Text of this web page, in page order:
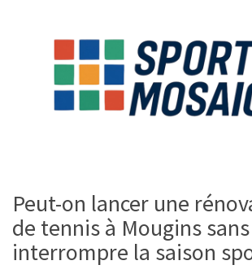
Peut-on lancer une
de tennis à Mougins sans
interrompre la saison